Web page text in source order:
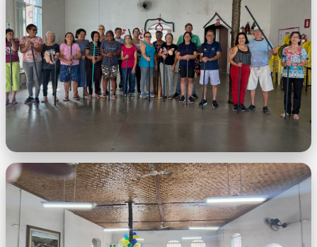
WhatsApp Image 2026-06-25 at
09.59.07.jpeg